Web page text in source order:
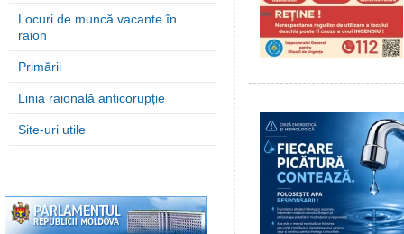
Locuri de muncă vacante în
raion
Primării
Linia raională anticorupție
Site-uri utile